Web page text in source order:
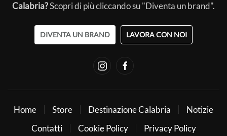
Calabria?Scopri di più cliccando su "Diventa un brand".
DIVENTA UN BRAND LAVORA CON NOI
Home Store Destinazione Calabria
Notizie
Contatti
Cookie Policy
Privacy Policy